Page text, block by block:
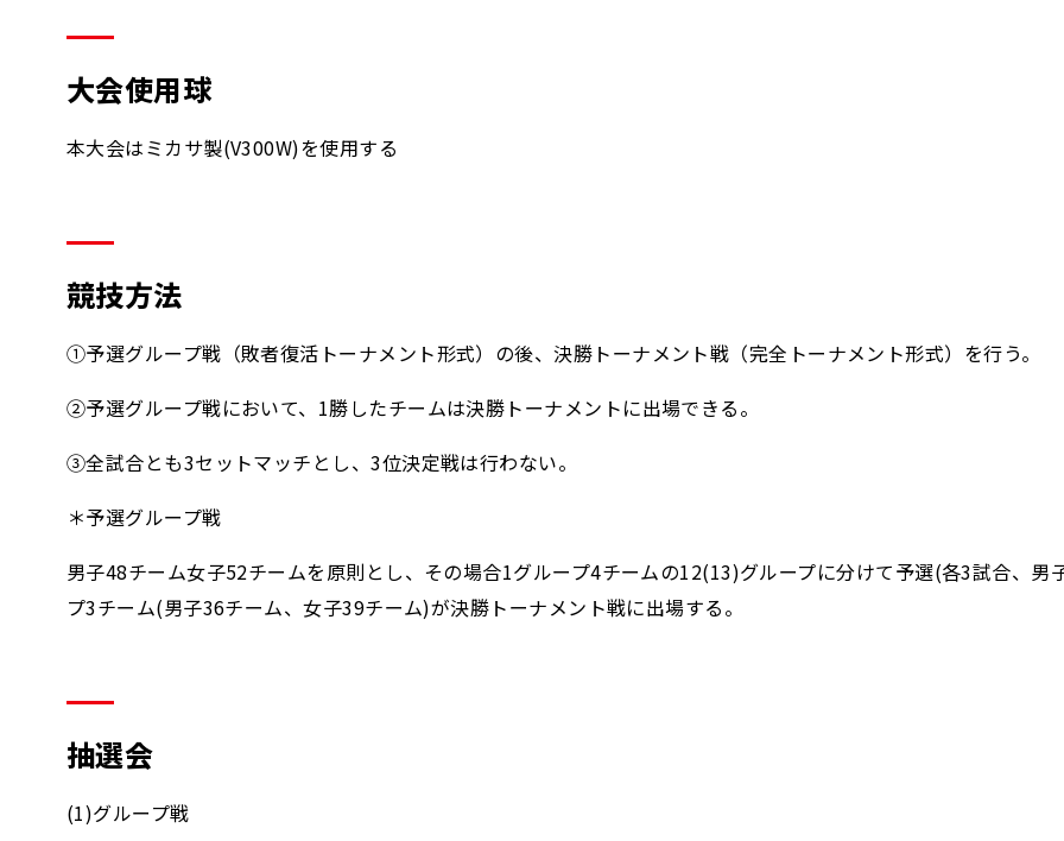
大会使用球
本大会はミカサ製(V300W)を使用する
競技方法
①予選グループ戦（敗者復活トーナメント形式）の後、決勝トーナメント戦（完全トーナメント形式）を行う。
②予選グループ戦において、1勝したチームは決勝トーナメントに出場できる。
③全試合とも3セットマッチとし、3位決定戦は行わない。
＊予選グループ戦
男子48チーム女子52チームを原則とし、その場合1グループ4チームの12(13)グループに分けて予選(各3試合、
プ3チーム(男子36チーム、女子39チーム)が決勝トーナメント戦に出場する。
抽選会
(1)グループ戦